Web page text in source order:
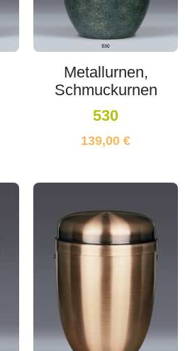
Metallurnen,
Schmuckurnen
530
139,00 €